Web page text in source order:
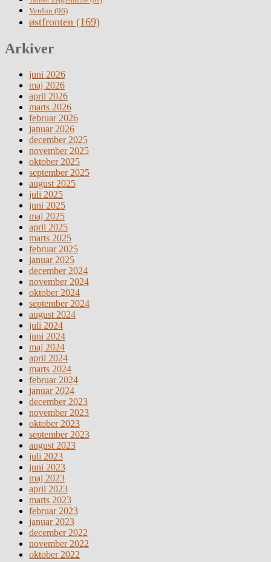
Verdun (96)
østfronten (169)
Arkiver
juni 2026
maj 2026
april 2026
marts 2026
februar 2026
januar 2026
december 2025
november 2025
oktober 2025
september 2025
august 2025
juli 2025
juni 2025
maj 2025
april 2025
marts 2025
februar 2025
januar 2025
december 2024
november 2024
oktober 2024
september 2024
august 2024
juli 2024
juni 2024
maj 2024
april 2024
marts 2024
februar 2024
januar 2024
december 2023
november 2023
oktober 2023
september 2023
august 2023
juli 2023
juni 2023
maj 2023
april 2023
marts 2023
februar 2023
januar 2023
december 2022
november 2022
oktober 2022